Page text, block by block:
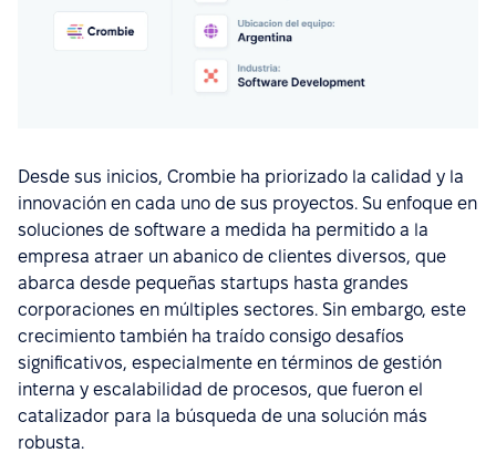
Desde sus inicios, Crombie ha priorizado la calidad y la
innovación en cada uno de sus proyectos. Su enfoque en
soluciones de software a medida ha permitido a la
empresa atraer un abanico de clientes diversos, que
abarca desde pequeñas startups hasta grandes
corporaciones en múltiples sectores. Sin embargo, este
crecimiento también ha traído consigo desafíos
significativos, especialmente en términos de gestión
interna y escalabilidad de procesos, que fueron el
catalizador para la búsqueda de una solución más
robusta.